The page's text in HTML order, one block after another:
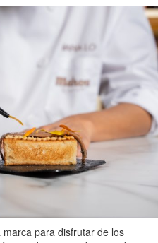
para disfrutar de los